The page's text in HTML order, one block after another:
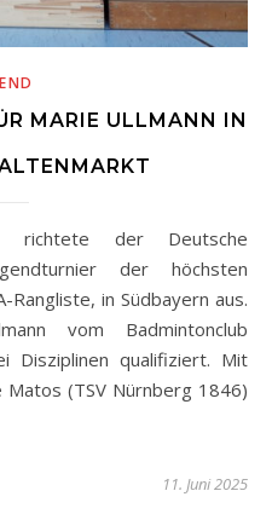
MARIE ULLMANN IN
der höchsten
in Südbayern aus.
vom Badmintonclub
Disziplinen qualifiziert. Mit
Matos (TSV Nürnberg 1846)
11. Juni 2025